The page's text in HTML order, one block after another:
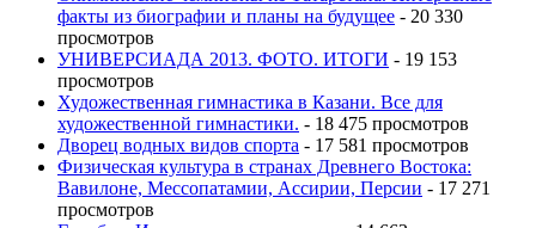
факты из биографии и планы на будущее - 20 330
просмотров
УНИВЕРСИАДА 2013. ФОТО. ИТОГИ - 19 153
просмотров
Художественная гимнастика в Казани. Все для
художественной гимнастики. - 18 475 просмотров
Дворец водных видов спорта - 17 581 просмотров
Физическая культура в странах Древнего Востока:
Вавилоне, Мессопатамии, Ассирии, Персии - 17 271
просмотров